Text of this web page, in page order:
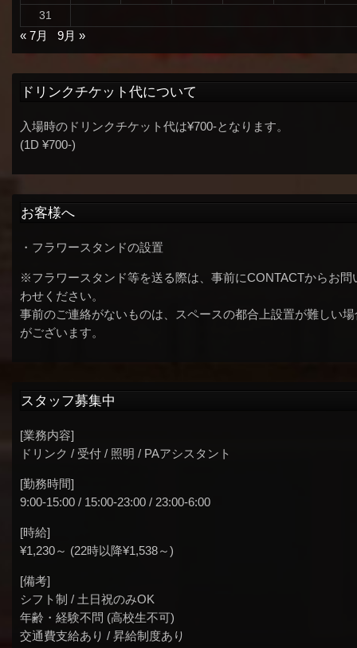
31
« 7月
9月 »
ドリンクチケット代について
入場時のドリンクチケット代は¥700-となります。
(1D ¥700-)
お客様へ
・フラワースタンドの設置
※フラワースタンド等を送る際は、事前にCONTACTからお問
わせください。
事前のご連絡がないものは、スペースの都合上設置が難しい場
がございます。
スタッフ募集中
[業務内容]
ドリンク / 受付 / 照明 / PAアシスタント
[勤務時間]
9:00-15:00 / 15:00-23:00 / 23:00-6:00
[時給]
¥1,230～ (22時以降¥1,538～)
[備考]
シフト制 / 土日祝のみOK
年齢・経験不問 (高校生不可)
交通費支給あり / 昇給制度あり